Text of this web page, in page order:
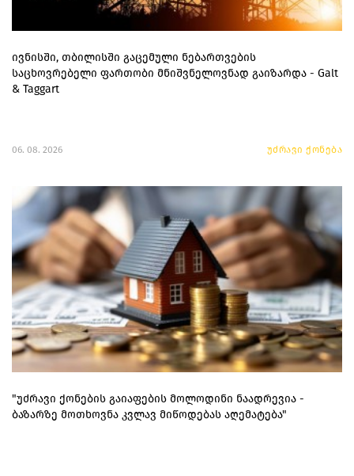
ივნისში, თბილისში გაცემული ნებართვების
საცხოვრებელი ფართობი მნიშვნელოვნად გაიზარდა - Galt
& Taggart
06. 08. 2026 უძრავი ქონება
"უძრავი ქონების გაიაფების მოლოდინი ნაადრევია -
ბაზარზე მოთხოვნა კვლავ მიწოდებას აღემატება"